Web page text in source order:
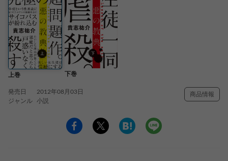
上巻 下巻
発売日
2012年08月03日
ジャンル
小説
商品情報